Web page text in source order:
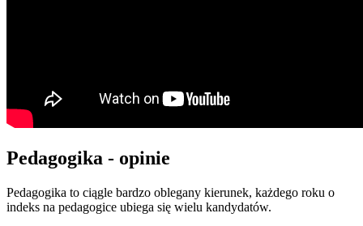
Pedagogika - opinie
Pedagogika to ciągle bardzo oblegany kierunek, każdego roku o
indeks na pedagogice ubiega się wielu kandydatów.